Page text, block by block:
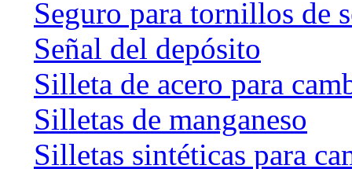
Seguro para tornillos de
Señal del depósito
Silleta de acero para
Silletas de manganeso
Silletas sintéticas para